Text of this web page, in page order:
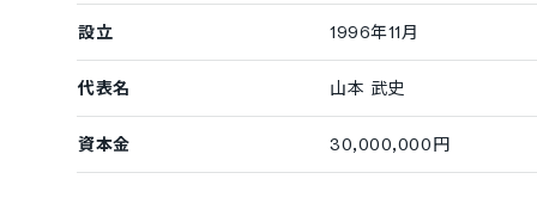
設立 1996年11月
代表名 山本 武史
資本金 30,000,000円